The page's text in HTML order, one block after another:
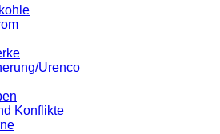
Urenco
Konflikte